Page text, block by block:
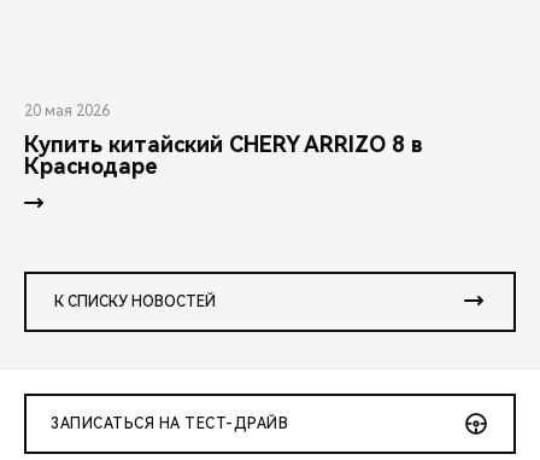
20 мая 2026
Купить китайский CHERY ARRIZO 8 в
Краснодаре
К СПИСКУ НОВОСТЕЙ
ЗАПИСАТЬСЯ НА ТЕСТ-ДРАЙВ